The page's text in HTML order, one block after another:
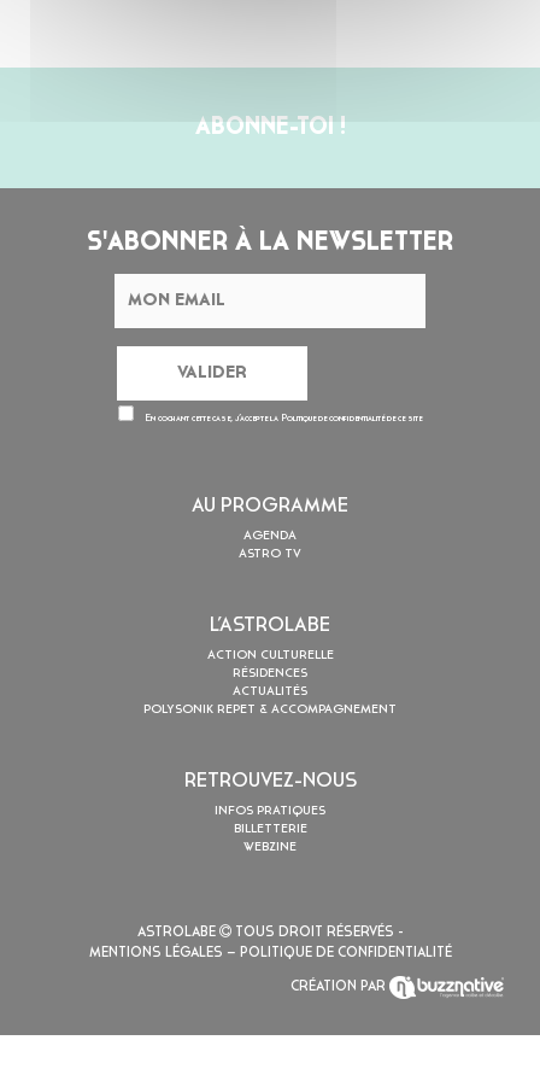
ABONNE-TOI !
S'ABONNER À LA NEWSLETTER
En cochant cette case, j’accepte la Politique de confidentialitéde ce site
AU PROGRAMME
AGENDA
ASTRO TV
L’ASTROLABE
ACTION CULTURELLE
RÉSIDENCES
ACTUALITÉS
POLYSONIK REPET & ACCOMPAGNEMENT
RETROUVEZ-NOUS
INFOS PRATIQUES
BILLETTERIE
WEBZINE
ASTROLABE
TOUS DROIT RÉSERVÉS -
MENTIONS LÉGALES – POLITIQUE DE CONFIDENTIALITÉ
CRÉATION PAR